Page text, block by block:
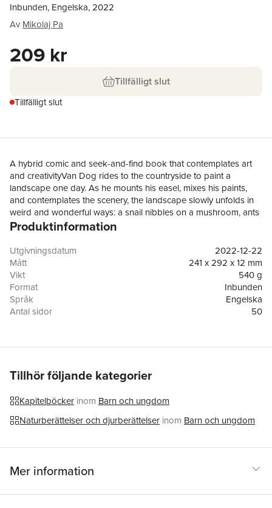
Inbunden, Engelska, 2022
Av Mikolaj Pa
209 kr
Tillfälligt slut
Tillfälligt slut
A hybrid comic and seek-and-find book that contemplates art
and creativityVan Dog rides to the countryside to paint a
landscape one day. As he mounts his easel, mixes his paints,
and contemplates the scenery, the landscape slowly unfolds in
weird and wonderful ways: a snail nibbles on a mushroom, ants
gather to work, and a giant lizard monster sets off on a journey
Dog struggles to finish his painting—but is he overwhelmed by
his subject, or is the richness of the countryside precisely what
inspires him?
Produktinformation
Utgivningsdatum
2022-12-22
Mått
241 x 292 x 12 mm
Vikt
540 g
Format
Inbunden
Språk
Engelska
Antal sidor
50
ISBN
9781990252129
Tillhör följande kategorier
Kapitelböcker inom Barn och ungdom
Naturberättelser och djurberättelser inom Barn och ungdom
Mer information